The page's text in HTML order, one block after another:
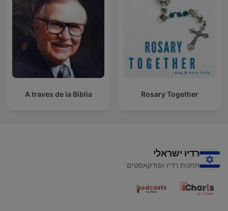
Rosary Together
A traves de la Biblia
רדיו ישראלי
תחנות רדיו ופודקאסטים